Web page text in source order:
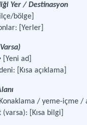
Yer / Destinasyon
bölge]
[Yerler]
ad]
[Kısa açıklama]
/ yeme-içme /
[Kısa bilgi]